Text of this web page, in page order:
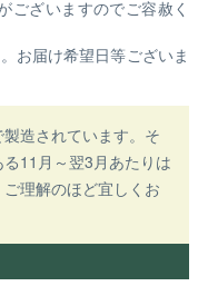
ございますのでご容赦く
お届け希望日等ございま
造されています。そ
11月～翌3月あたりは
理解のほど宜しくお